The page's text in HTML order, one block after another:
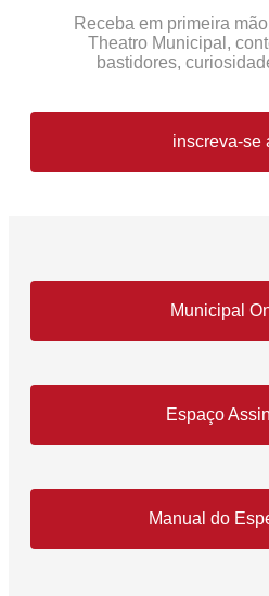
Receba em primeira
Theatro Municipal,
bastidores,
inscreva-se
Municipal
Espaço
Manual do